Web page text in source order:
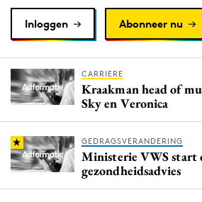
Inloggen Abonneer nu
CARRIERE
Kraakman head of
Sky en Veronica
GEDRAGSVERANDERING
Ministerie VWS start
gezondheidsadvies